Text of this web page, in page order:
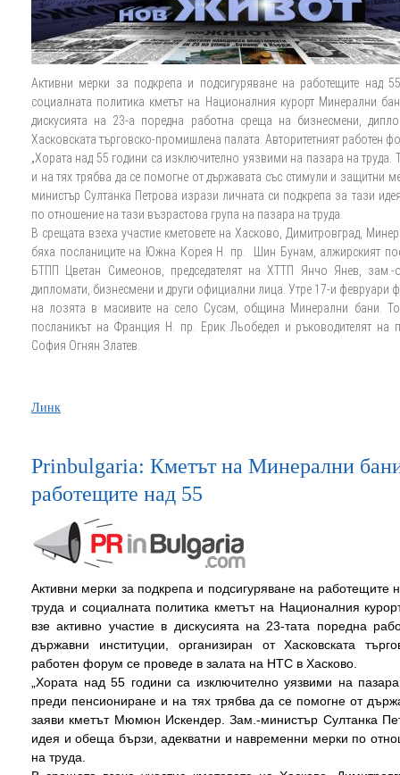
Активни мерки за подкрепа и подсигуряване на работещите над
социалната политика кметът на Националния курорт Минерални
дискусията на 23-а поредна работна среща на бизнесмени,
Хасковската търговско-промишлена палата. Авторитетният работен
„Хората над 55 години са изключително уязвими на пазара на труда.
и на тях трябва да се помогне от държавата със стимули и
министър Султанка Петрова изрази личната си подкрепа за тази
по отношение на тази възрастова група на пазара на труда.
В срещата взеха участие кметовете на Хасково, Димитровград,
бяха посланиците на Южна Корея Н. пр. Шин Бунам, алжирският
БТПП Цветан Симеонов, председателят на ХТТП Янчо Янев, зам.-
дипломати, бизнесмени и други официални лица. Утре 17-и
на лозята в масивите на село Сусам, община Минерални бани.
посланикът на Франция Н. пр. Ерик Льобедел и ръководителят на
София Огнян Златев.
Линк
Prinbulgaria: Кметът на Минерални
работещите над 55
Активни мерки за подкрепа и подсигуряване на работещите
труда и социалната политика кметът на Националния
взе активно участие в дискусията на 23-тата поредна
държавни институции, организиран от Хасковската
работен форум се проведе в залата на НТС в Хасково.
„Хората над 55 години са изключително уязвими на
преди пенсиониране и на тях трябва да се помогне от
заяви кметът Мюмюн Искендер. Зам.-министър Султанка
идея и обеща бързи, адекватни и навременни мерки по
на труда.